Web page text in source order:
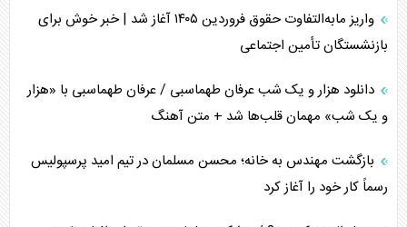
برنامه هفتم توسعه در نقطه کور سیاستگذاری
اوکراین بازوی مخرب آمریکا در غرب آسیا
اهمیت راهبردی اردن برای آمریکا
پیام، ظرفیت بالفعل‌نشده تجارت ایران
واریز مابه‌التفاوت حقوق فروردین ۱۴۰۵ آغاز شد | خبر خوش برای
بازنشستگان تأمین اجتماعی
دانلود هزار و یک شب عرفان طهماسبی / عرفان طهماسبی با «هزار
و یک شب» مهمان قلب‌ها شد + متن آهنگ
بازگشت مهندس به خانه؛ محسن مسلمان در تیم امید پرسپولیس
رسماً کار خود را آغاز کرد